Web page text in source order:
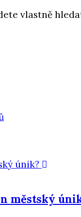
vlastně
městský